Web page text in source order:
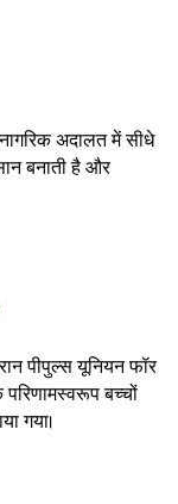
अदालत में सीधे
बनाती है और
पीपुल्स यूनियन फॉर
परिणामस्वरूप बच्चों
गया।